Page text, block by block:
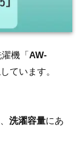
機「AW-
ています。
洗濯容量にあ